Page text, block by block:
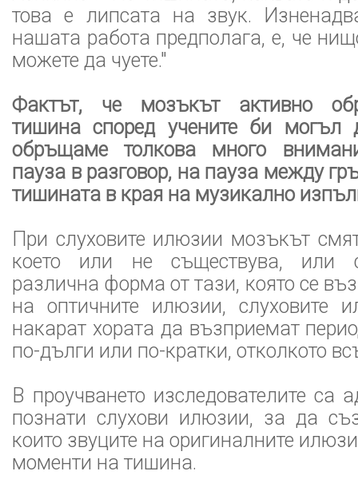
това е липсата на звук.
нашата работа предполага, е, че
можете да чуете."
Фактът, че мозъкът активно
тишина според учените би могъл
обръщаме толкова много
пауза в разговор, на пауза между
тишината в края на музикално
При слуховите илюзии мозъкът
което или не съществува, или
различна форма от тази, която се
на оптичните илюзии, слуховите
накарат хората да възприемат
по-дълги или по-кратки, отколкото
В проучването изследователите са
познати слухови илюзии, за да
които звуците на оригиналните
моменти на тишина.